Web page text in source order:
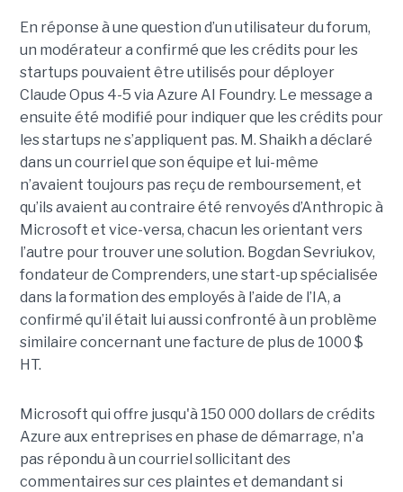
En réponse à une question d’un utilisateur du forum,
un modérateur a confirmé que les crédits pour les
startups pouvaient être utilisés pour déployer
Claude Opus 4-5 via Azure AI Foundry. Le message a
ensuite été modifié pour indiquer que les crédits pour
les startups ne s’appliquent pas. M. Shaikh a déclaré
dans un courriel que son équipe et lui-même
n’avaient toujours pas reçu de remboursement, et
qu’ils avaient au contraire été renvoyés d’Anthropic à
Microsoft et vice-versa, chacun les orientant vers
l’autre pour trouver une solution. Bogdan Sevriukov,
fondateur de Comprenders, une start-up spécialisée
dans la formation des employés à l’aide de l’IA, a
confirmé qu’il était lui aussi confronté à un problème
similaire concernant une facture de plus de 1000 $
HT.
Microsoft qui offre jusqu'à 150 000 dollars de crédits
Azure aux entreprises en phase de démarrage, n'a
pas répondu à un courriel sollicitant des
commentaires sur ces plaintes et demandant si